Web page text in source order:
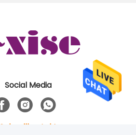
Social Media
Schnellkontakt